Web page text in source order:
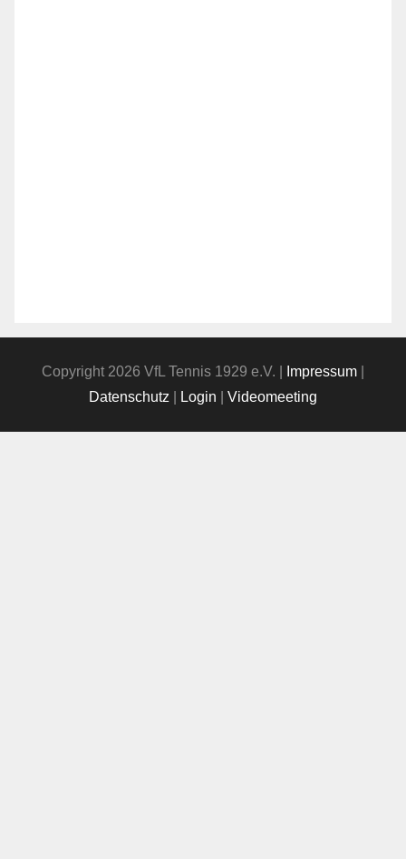
Copyright 2026 VfL Tennis 1929 e.V. | Impressum
Datenschutz
Login Videomeeting